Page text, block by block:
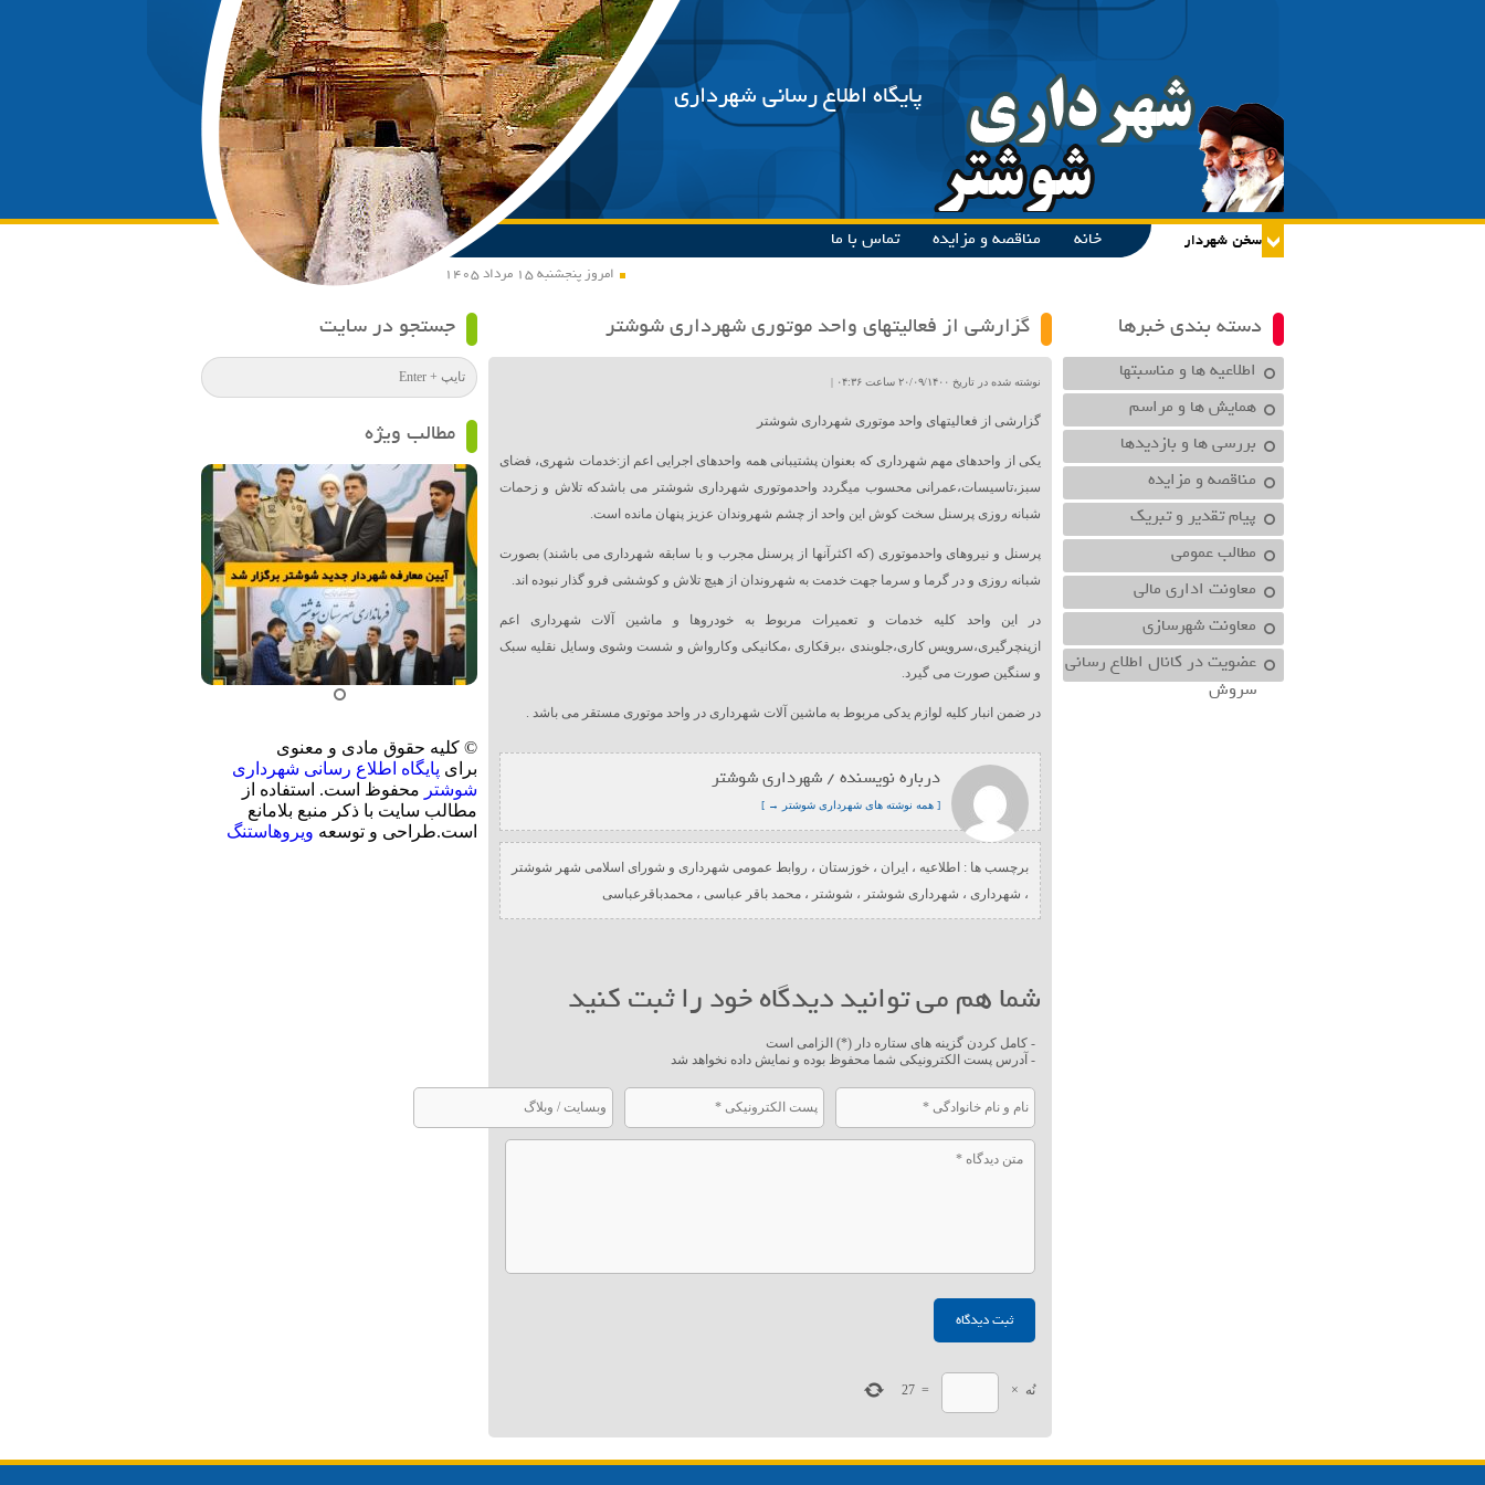
پایگاه اطلاع رسانی شهرداری
امروز پنجشنبه ۱۵ مرداد ۱۴۰۵
خانه مناقصه و مزایده تماس با ما
دسته بندی خبرها
اطلاعیه ها و مناسبتها
همایش ها و مراسم
بررسی ها و بازدیدها
مناقصه و مزایده
پیام تقدیر و تبریک
مطالب عمومی
معاونت اداري مالي
معاونت شهرسازي
عضویت در کانال اطلاع رسانی
سروش
گزارشی از فعالیتهای واحد موتوری شهرداری شوشتر
نوشته شده در تاریخ ۲۰/۰۹/۱۴۰۰ ساعت ۰۴:۳۶ |
گزارشی از فعالیتهای واحد موتوری شهرداری شوشتر
یکی از واحدهای مهم شهرداری که بعنوان پشتیبانی همه واحدهای اجرایی اعم از:خدمات شهری، فضای
سبز،تاسیسات،عمرانی محسوب میگردد واحدموتوری شهرداری شوشتر می باشدکه تلاش و زحمات
شبانه روزی پرسنل سخت کوش این واحد از چشم شهروندان عزیز پنهان مانده است.
پرسنل و نیروهای واحدموتوری (که اکثرآنها از پرسنل مجرب و با سابقه شهرداری می باشند) بصورت
شبانه روزی و در گرما و سرما جهت خدمت به شهروندان از هیچ تلاش و کوششی فرو گذار نبوده اند.
در این واحد کلیه خدمات و تعمیرات مربوط به خودروها و ماشین آلات شهرداری اعم
ازپنچرگیری،سرویس کاری،جلوبندی ،برقکاری ،مکانیکی وکارواش و شست وشوی وسایل نقلیه سبک
و سنگین صورت می گیرد.
در ضمن انبار کلیه لوازم یدکی مربوط به ماشین آلات شهرداری در واحد موتوری مستقر می باشد .
درباره نویسنده / شهرداری شوشتر
[ همه نوشته های شهرداری شوشتر → ]
برچسب ها : اطلاعیه ، ایران ، خوزستان ، روابط عمومی شهرداری و شورای اسلامی شهر شوشتر
، شهرداری ، شهرداری شوشتر ، شوشتر ، محمد باقر عباسی ، محمدباقرعباسی
شما هم می توانید دیدگاه خود را ثبت کنید
- کامل کردن گزینه های ستاره دار (*) الزامی است
- آدرس پست الکترونیکی شما محفوظ بوده و نمایش داده نخواهد شد
نُه ×
=
27
جستجو در سایت
مطالب ویژه
© کلیه حقوق مادی و معنوی
برای پایگاه اطلاع رسانی شهرداری
شوشتر محفوظ است. استفاده از
مطالب سایت با ذکر منبع بلامانع
است.طراحی و توسعه ویروهاستنگ